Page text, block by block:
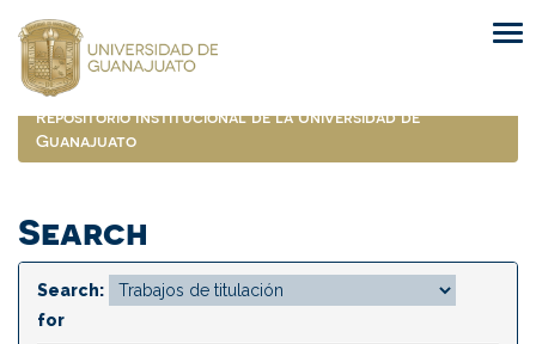
navigation
Repositorio Institucional de la Universidad de
Guanajuato
Search
Search:
for